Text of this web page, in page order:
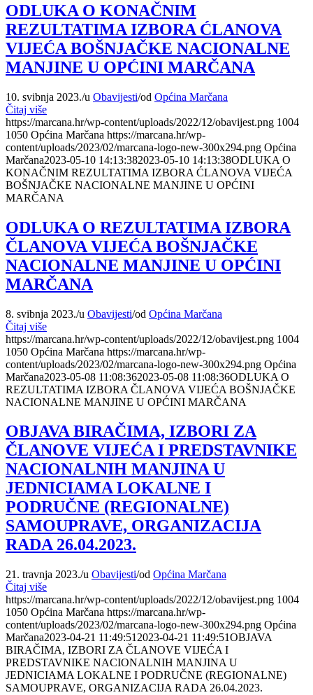
ODLUKA O KONAČNIM
REZULTATIMA IZBORA ĆLANOVA
VIJEĆA BOŠNJAČKE NACIONALNE
MANJINE U OPĆINI MARČANA
10. svibnja 2023./u Obavijesti/od Općina Marčana
Čitaj više
https://marcana.hr/wp-content/uploads/2022/12/obavijest.png 1004
1050 Općina Marčana https://marcana.hr/wp-
content/uploads/2023/02/marcana-logo-new-300x294.png Općina
Marčana2023-05-10 14:13:382023-05-10 14:13:38ODLUKA O
KONAČNIM REZULTATIMA IZBORA ĆLANOVA VIJEĆA
BOŠNJAČKE NACIONALNE MANJINE U OPĆINI
MARČANA
ODLUKA O REZULTATIMA IZBORA
ČLANOVA VIJEĆA BOŠNJAČKE
NACIONALNE MANJINE U OPĆINI
MARČANA
8. svibnja 2023./u Obavijesti/od Općina Marčana
Čitaj više
https://marcana.hr/wp-content/uploads/2022/12/obavijest.png 1004
1050 Općina Marčana https://marcana.hr/wp-
content/uploads/2023/02/marcana-logo-new-300x294.png Općina
Marčana2023-05-08 11:08:362023-05-08 11:08:36ODLUKA O
REZULTATIMA IZBORA ČLANOVA VIJEĆA BOŠNJAČKE
NACIONALNE MANJINE U OPĆINI MARČANA
OBJAVA BIRAČIMA, IZBORI ZA
ČLANOVE VIJEĆA I PREDSTAVNIKE
NACIONALNIH MANJINA U
JEDNICIAMA LOKALNE I
PODRUČNE (REGIONALNE)
SAMOUPRAVE, ORGANIZACIJA
RADA 26.04.2023.
21. travnja 2023./u Obavijesti/od Općina Marčana
Čitaj više
https://marcana.hr/wp-content/uploads/2022/12/obavijest.png 1004
1050 Općina Marčana https://marcana.hr/wp-
content/uploads/2023/02/marcana-logo-new-300x294.png Općina
Marčana2023-04-21 11:49:51 2023-04-21 11:49:51OBJAVA
BIRAČIMA, IZBORI ZA ČLANOVE VIJEĆA I
PREDSTAVNIKE NACIONALNIH MANJINA U
JEDNICIAMA LOKALNE I PODRUČNE (REGIONALNE)
SAMOUPRAVE, ORGANIZACIJA RADA 26.04.2023.